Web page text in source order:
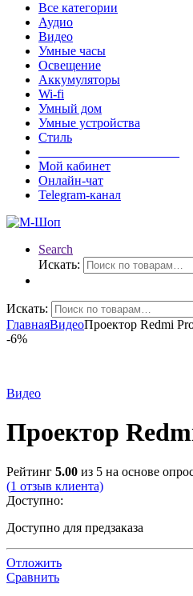
Все категории
Аудио
Видео
Умные часы
Освещение
Аккумуляторы
Wi-fi
Умный дом
Умные устройства
Стиль
Мой кабинет
Онлайн-чат
Telegram-канал
Search
Искать:
Искать:
ГлавнаяВидеоПроектор Redmi
-6%
Видео
Проектор
Рейтинг 5.00 из 5 на основе
(1 отзыв клиента)
Доступно:
Доступно для предзаказа
Отложить
Сравнить